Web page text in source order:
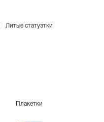
Литые статуэтки
Плакетки